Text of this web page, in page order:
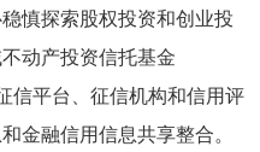
慎探索股权投资和创业投
动产投资信托基金
信平台、征信机构和信用评
金融信用信息共享整合。